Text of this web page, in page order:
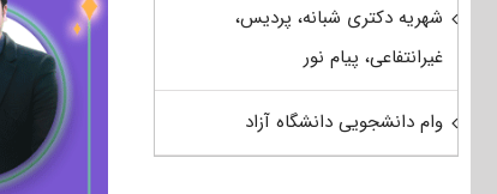
شهریه دکتری شبانه، پردیس،
غیرانتفاعی، پیام نور
وام دانشجویی دانشگاه آزاد